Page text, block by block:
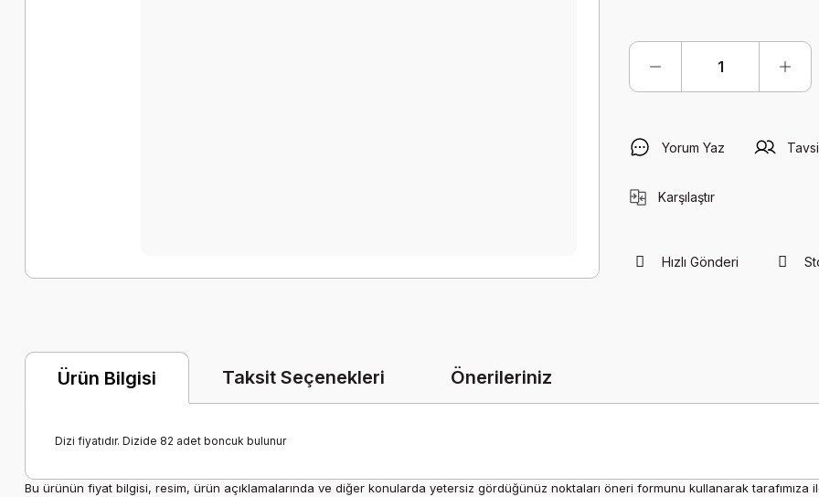
Yorum Yaz
Karşılaştır
Hızlı Gönderi
Ürün Bilgisi Taksit Seçenekleri Önerileriniz
Dizi fiyatıdır. Dizide 82 adet boncuk bulunur
Bu ürünün fiyat bilgisi, resim, ürün açıklamalarında ve diğer konularda yetersiz gördüğünüz noktaları öneri formunu kullanarak tarafımıza